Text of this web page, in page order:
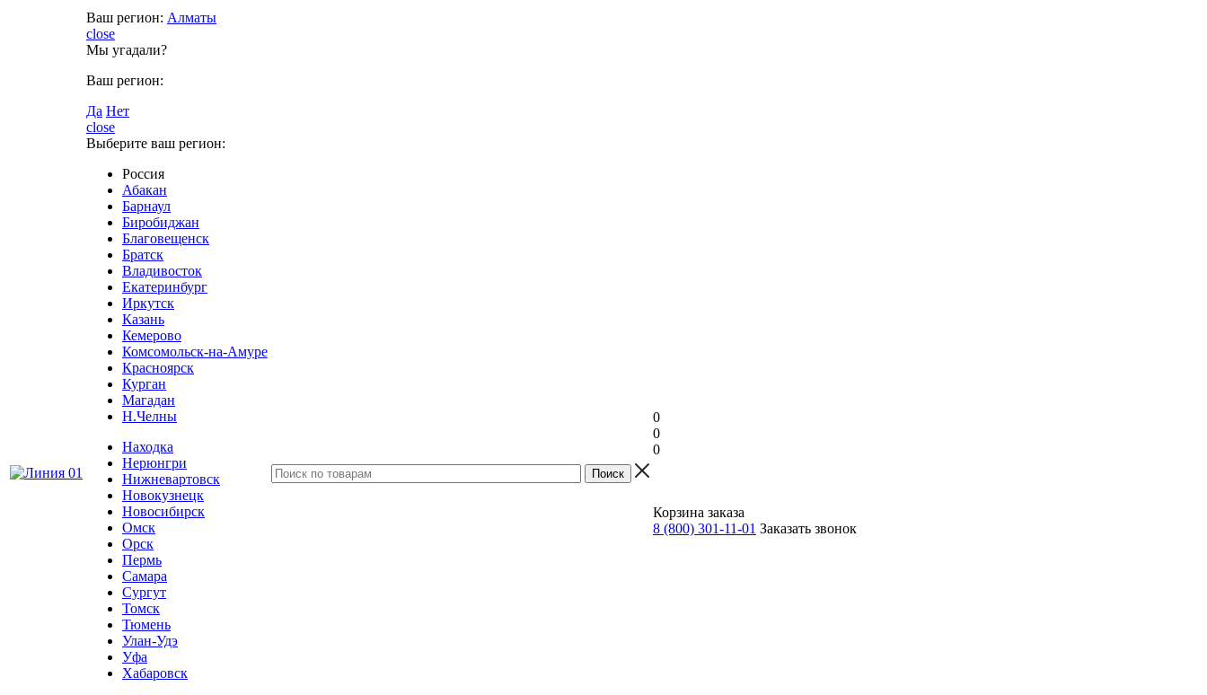
Ваш регион: Алматы
close
Мы угадали?
Ваш регион:
Да Нет
close
Выберите ваш регион:
Россия
Абакан
Барнаул
Биробиджан
Благовещенск
Братск
Владивосток
Екатеринбург
Иркутск
Казань
Кемерово
Комсомольск-на-Амуре
Красноярск
Курган
Магадан
Н.Челны
Находка
Нерюнгри
Нижневартовск
Новокузнецк
Новосибирск
Омск
Орск
Пермь
Самара
Сургут
Томск
Тюмень
Улан-Удэ
Уфа
Хабаровск
0
0
0
Корзина заказа
8 (800) 301-11-01 Заказать звонок